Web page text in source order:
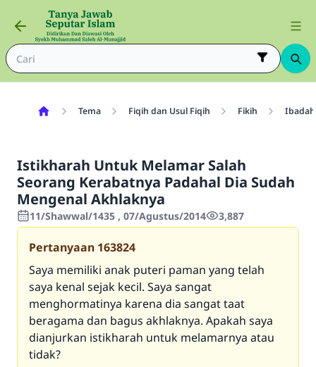
Tema Fiqih dan Usul Fiqih Fikih
Istikharah Untuk Melamar Salah
Seorang Kerabatnya Padahal Dia Sudah
Mengenal Akhlaknya
11/Shawwal/1435 , 07/Agustus/2014 3,887
Pertanyaan 163824
Saya memiliki anak puteri paman yang telah
saya kenal sejak kecil. Saya sangat
menghormatinya karena dia sangat taat
beragama dan bagus akhlaknya. Apakah saya
dianjurkan istikharah untuk melamarnya atau
tidak?